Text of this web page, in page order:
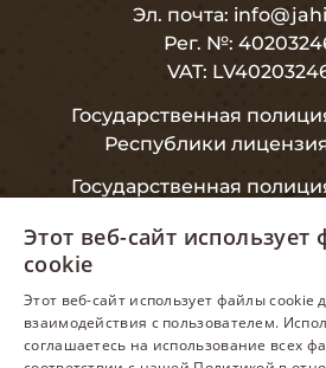
Эл. почта:
Рег. №:
VAT:
Государственная
Республики
Государственная
Этот веб-сайт использует
cookie
Этот веб-сайт использует файлы cookie
взаимодействия с пользователем.
соглашаетесь на использование всех